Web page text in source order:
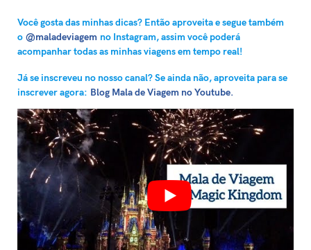
Você gosta das minhas dicas? Então aproveita e segue também
o @maladeviagem no Instagram, assim você poderá
acompanhar todas as minhas viagens em tempo real!
Já se inscreveu no nosso canal? Se ainda não, aproveita para se
inscrever agora: Blog Mala de Viagem no Youtube.